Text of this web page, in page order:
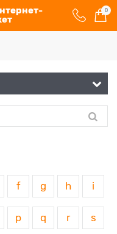
0
f g h i
p q r s